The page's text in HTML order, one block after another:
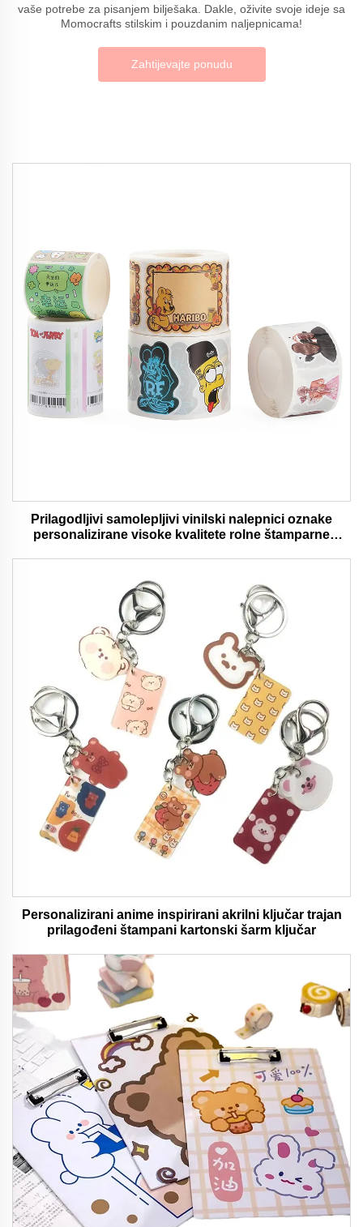
vaše potrebe za pisanjem bilješaka. Dakle, oživite svoje ideje sa
Momocrafts stilskim i pouzdanim naljepnicama!
Zahtijevajte ponudu
Prilagodljivi samolepljivi vinilski nalepnici oznake
personalizirane visoke kvalitete rolne štamparne
Personalizirani anime inspirirani akrilni ključar trajan
prilagođeni štampani kartonski šarm ključar